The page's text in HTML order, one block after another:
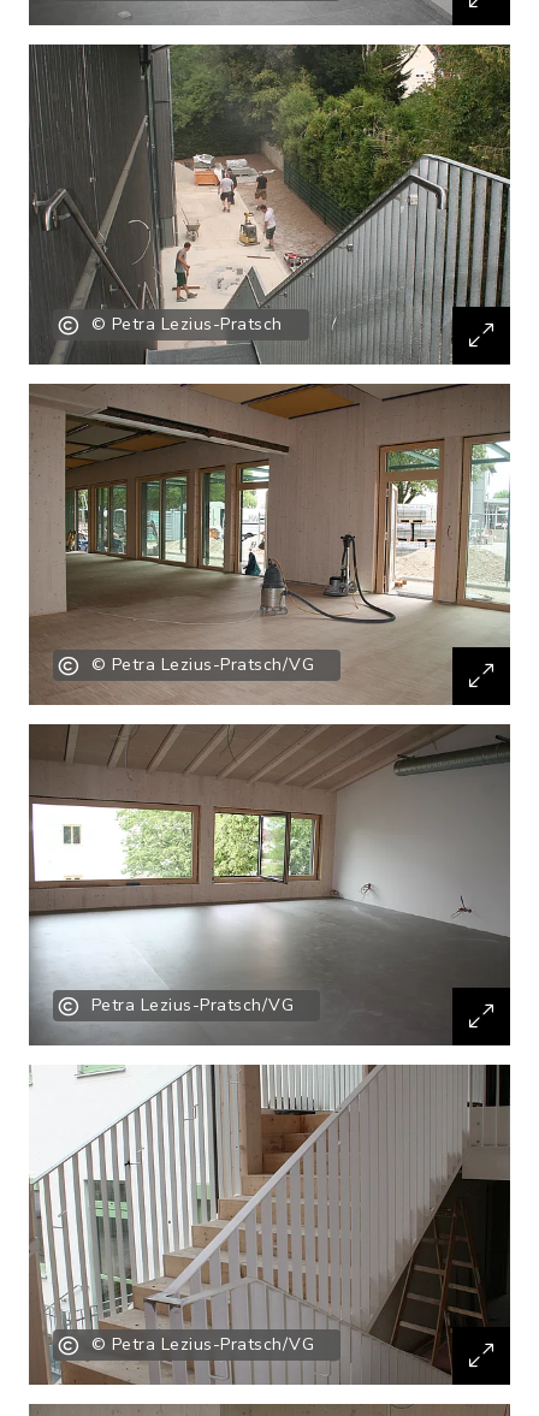
© Petra Lezius-Pratsch
© Petra Lezius-Pratsch/VG
Petra Lezius-Pratsch/VG
© Petra Lezius-Pratsch/VG